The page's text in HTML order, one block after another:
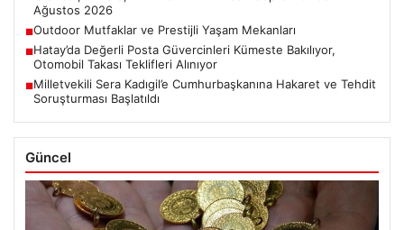
Ağustos 2026
■Outdoor Mutfaklar ve Prestijli Yaşam Mekanları
■Hatay’da Değerli Posta Güvercinleri Kümeste Bakılıyor,
Otomobil Takası Teklifleri Alınıyor
■Milletvekili Sera Kadıgil’e Cumhurbaşkanına Hakaret ve Tehdit
Soruşturması Başlatıldı
Güncel